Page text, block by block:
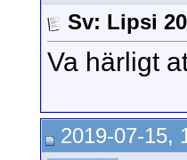
Sv: Lipsi
Va härligt
2019-07-15,